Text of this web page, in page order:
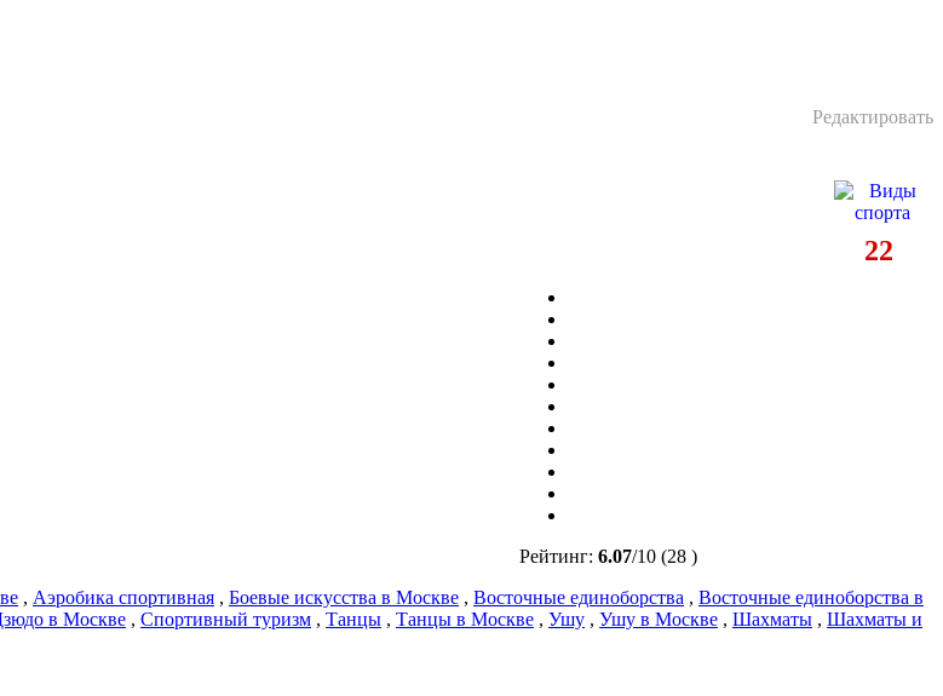
Редактировать
22
Рейтинг: 6.07/10 (28 )
, Аэробика спортивная , Боевые искусства в Москве , Восточные единоборства , Восточные единоборства в
в Москве , Спортивный туризм , Танцы , Танцы в Москве , Ушу , Ушу в Москве , Шахматы , Шахматы и